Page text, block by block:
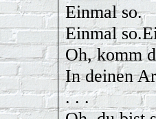
Einmal so.
Einmal
Oh, komm
In deinen
. . .